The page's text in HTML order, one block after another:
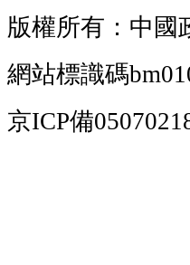
版權所有：中
網站標識碼
京ICP備